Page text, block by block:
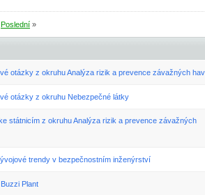
Poslední »
otázky z okruhu Analýza rizik a prevence závažných
otázky z okruhu Nebezpečné látky
státnicím z okruhu Analýza rizik a prevence závažných
trendy v bezpečnostním inženýrství
Plant